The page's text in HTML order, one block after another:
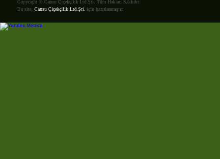
Copyright © Cansu Çiçekçilik Ltd.Şti. Tüm Hakları Saklıdır.
Bu site, Cansu Çiçekçilik Ltd.Şti. için hazırlanmıştır.